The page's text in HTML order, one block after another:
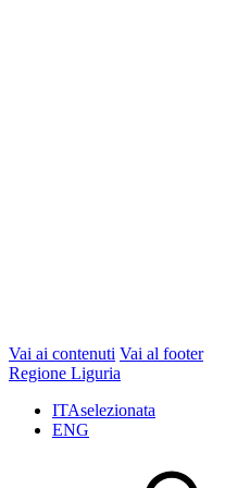
Vai ai contenuti Vai al footer
Regione Liguria
ITAselezionata
ENG